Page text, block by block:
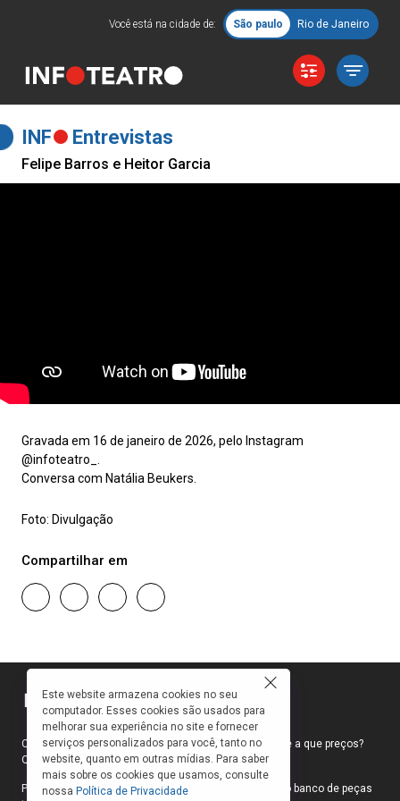
Você está na cidade de: São paulo Rio de Janeiro
INF Entrevistas
Felipe Barros e Heitor Garcia
Gravada em 16 de janeiro de 2026, pelo Instagram
@infoteatro_.
Conversa com Natália Beukers.
Foto: Divulgação
Compartilhar em
Como faço para ir ao teatro? Onde compro ingressos e a que preços?
Quais peças estão em cartaz?
Para responder a essas e outras perguntas, criamos o banco de peças
Este website armazena cookies no seu
computador. Esses cookies são usados para
melhorar sua experiência no site e fornecer
serviços personalizados para você, tanto no
website, quanto em outras mídias. Para saber
mais sobre os cookies que usamos, consulte
nossa Política de Privacidade